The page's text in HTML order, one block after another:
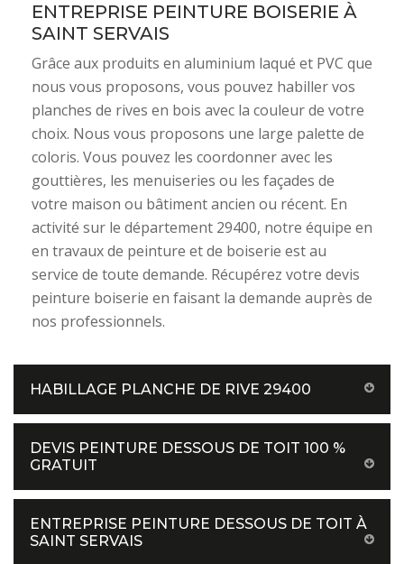
ENTREPRISE PEINTURE BOISERIE À
SAINT SERVAIS
Grâce aux produits en aluminium laqué et PVC que
nous vous proposons, vous pouvez habiller vos
planches de rives en bois avec la couleur de votre
choix. Nous vous proposons une large palette de
coloris. Vous pouvez les coordonner avec les
gouttières, les menuiseries ou les façades de
votre maison ou bâtiment ancien ou récent. En
activité sur le département 29400, notre équipe en
en travaux de peinture et de boiserie est au
service de toute demande. Récupérez votre devis
peinture boiserie en faisant la demande auprès de
nos professionnels.
HABILLAGE PLANCHE DE RIVE 29400
DEVIS PEINTURE DESSOUS DE TOIT 100 %
GRATUIT
ENTREPRISE PEINTURE DESSOUS DE TOIT À
SAINT SERVAIS